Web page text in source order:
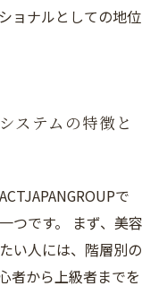
ョナルとしての地位
ステムの特徴と
で
つです。 まず、美容
い人には、階層別の
者から上級者までを